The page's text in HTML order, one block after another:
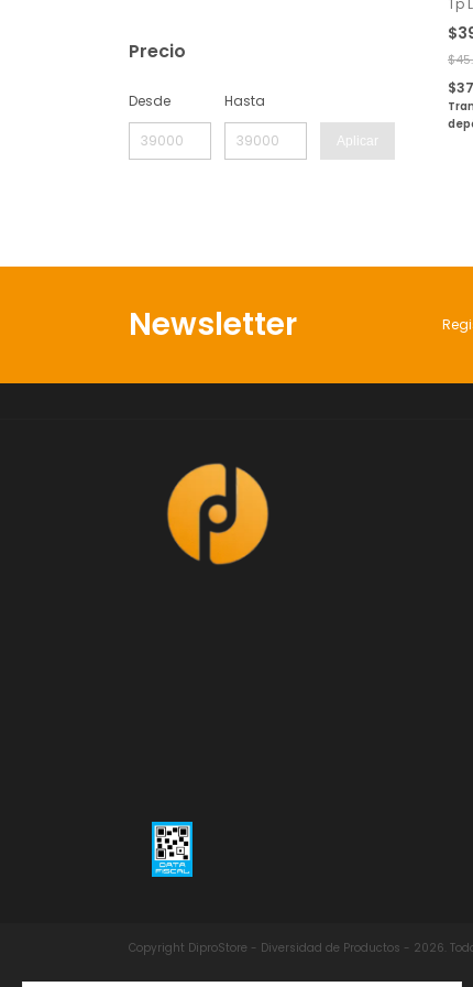
Precio
Desde Hasta
Aplicar
Newsletter
Copyright DiproStore - Diversidad de Productos - 2026.